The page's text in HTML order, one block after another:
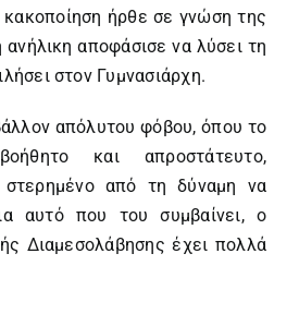
ήρθε σε γνώση της
ανήλικη αποφάσισε να λύσει τη
στον Γυμνασιάρχη.
απόλυτου φόβου, όπου το
και απροστάτευτο,
στερημένο από τη δύναμη να
αυτό που του συμβαίνει, ο
Διαμεσολάβησης έχει πολλά